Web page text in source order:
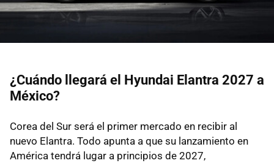
¿Cuándo llegará el Hyundai Elantra 2027 a
México?
Corea del Sur será el primer mercado en recibir al
nuevo Elantra. Todo apunta a que su lanzamiento en
América tendrá lugar a principios de 2027,